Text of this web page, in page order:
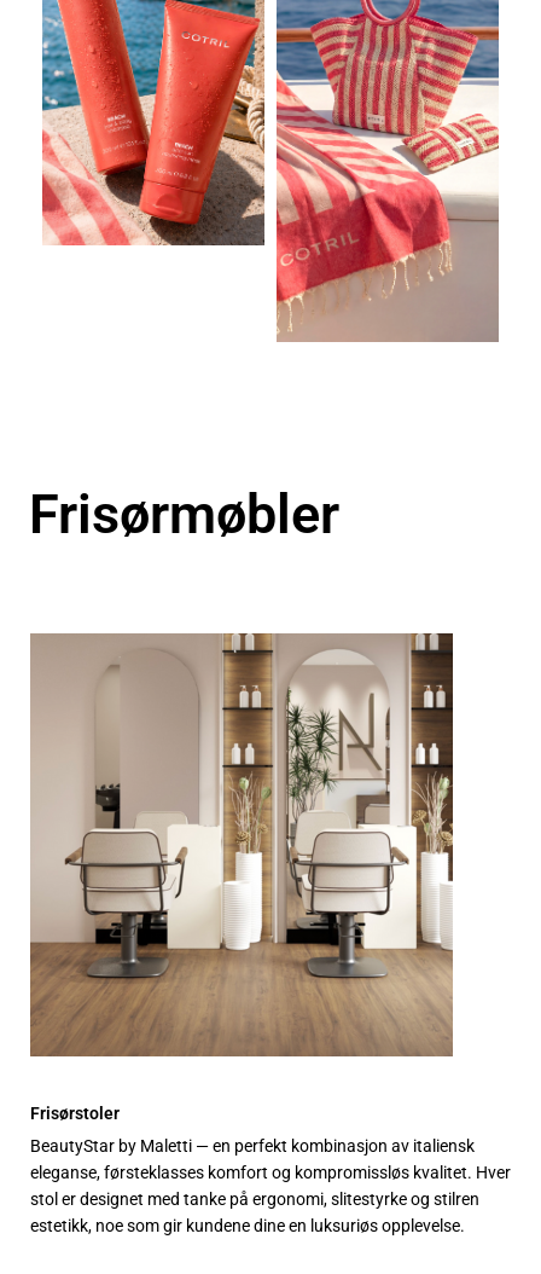
Frisørmøbler
Frisørstoler
BeautyStar by Maletti — en perfekt kombinasjon av italiensk
eleganse, førsteklasses komfort og kompromissløs kvalitet. Hver
stol er designet med tanke på ergonomi, slitestyrke og stilren
estetikk, noe som gir kundene dine en luksuriøs opplevelse.